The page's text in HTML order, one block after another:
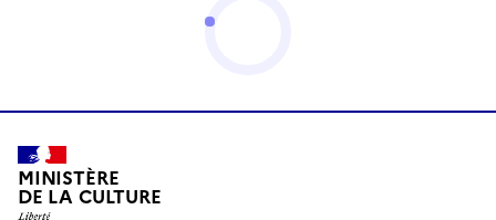
MINISTÈRE
DE LA CULTURE